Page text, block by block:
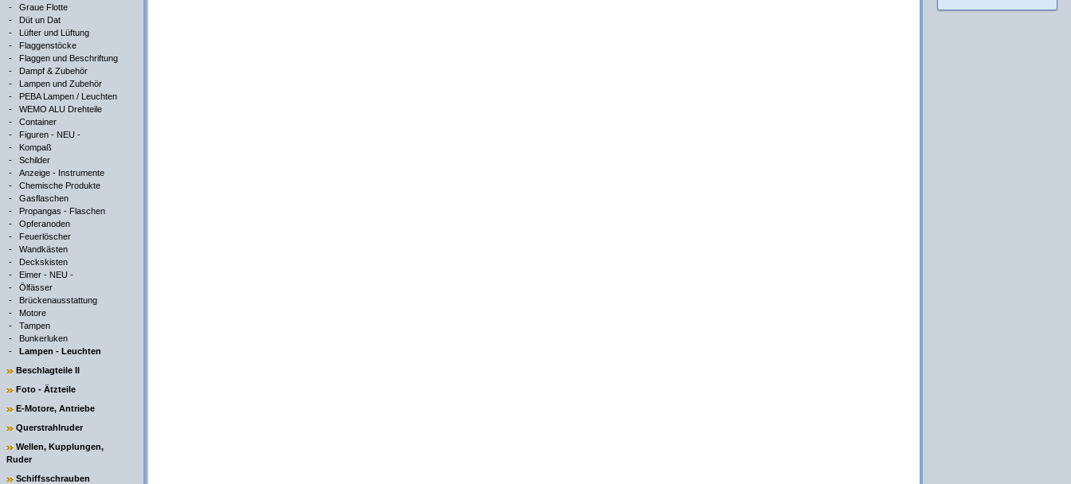
- Graue Flotte
- Düt un Dat
- Lüfter und Lüftung
- Flaggenstöcke
- Flaggen und Beschriftung
- Dampf & Zubehör
- Lampen und Zubehör
- PEBA Lampen / Leuchten
- WEMO ALU Drehteile
- Container
- Figuren - NEU -
- Kompaß
- Schilder
- Anzeige - Instrumente
- Chemische Produkte
- Gasflaschen
- Propangas - Flaschen
- Opferanoden
- Feuerlöscher
- Wandkästen
- Deckskisten
- Eimer - NEU -
- Ölfässer
- Brückenausstattung
- Motore
- Tampen
- Bunkerluken
- Lampen - Leuchten
Beschlagteile II
Foto - Ätzteile
E-Motore, Antriebe
Querstrahlruder
Wellen, Kupplungen,
Ruder
Schiffsschrauben